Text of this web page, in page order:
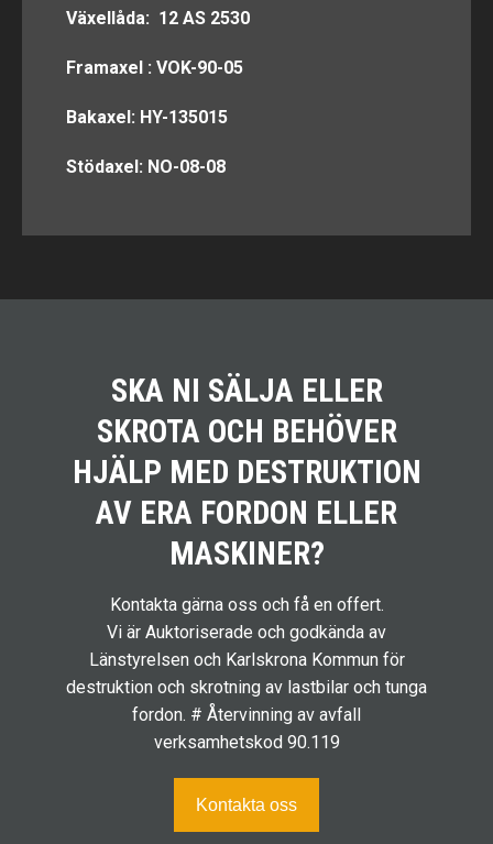
Växellåda: 12 AS 2530
Framaxel : VOK-90-05
Bakaxel: HY-135015
Stödaxel: NO-08-08
SKA NI SÄLJA ELLER
SKROTA OCH BEHÖVER
HJÄLP MED DESTRUKTION
AV ERA FORDON ELLER
MASKINER?
Kontakta gärna oss och få en offert.
Vi är Auktoriserade och godkända av
Länstyrelsen och Karlskrona Kommun för
destruktion och skrotning av lastbilar och tunga
fordon. # Återvinning av avfall
verksamhetskod 90.119
Kontakta oss